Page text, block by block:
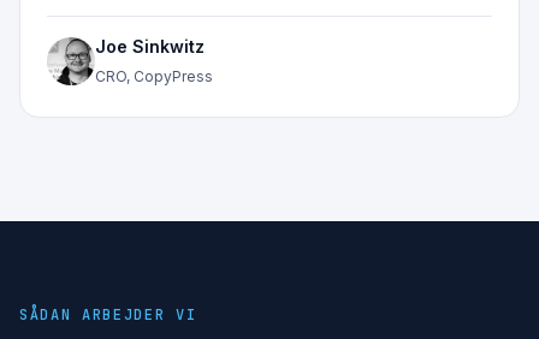
Joe Sinkwitz
CRO, CopyPress
SÅDAN ARBEJDER VI